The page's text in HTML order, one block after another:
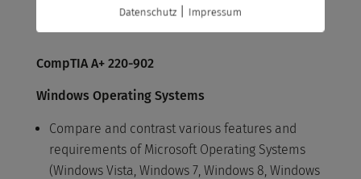
CompTIA A+ 220-902
Windows Operating Systems
Compare and contrast various features and
requirements of Microsoft Operating Systems
(Windows Vista, Windows 7, Windows 8, Windows
Datenschutz| Impressum